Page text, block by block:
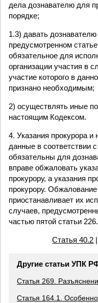
дела дознавателю для
порядке;
1.3) давать
предусмотренном
обязательное для
организации участия в
участие которого в
признано необходимым;
2) осуществлять иные
настоящим Кодексом.
4. Указания прокурора и
данные в соответствии
обязательны для
вправе обжаловать
прокурору, а указания
прокурору.
приостанавливает их
случаев,
частью пятой статьи
Статья 40.2
Другие статьи УПК
Статья 269.
Статья 164.1.